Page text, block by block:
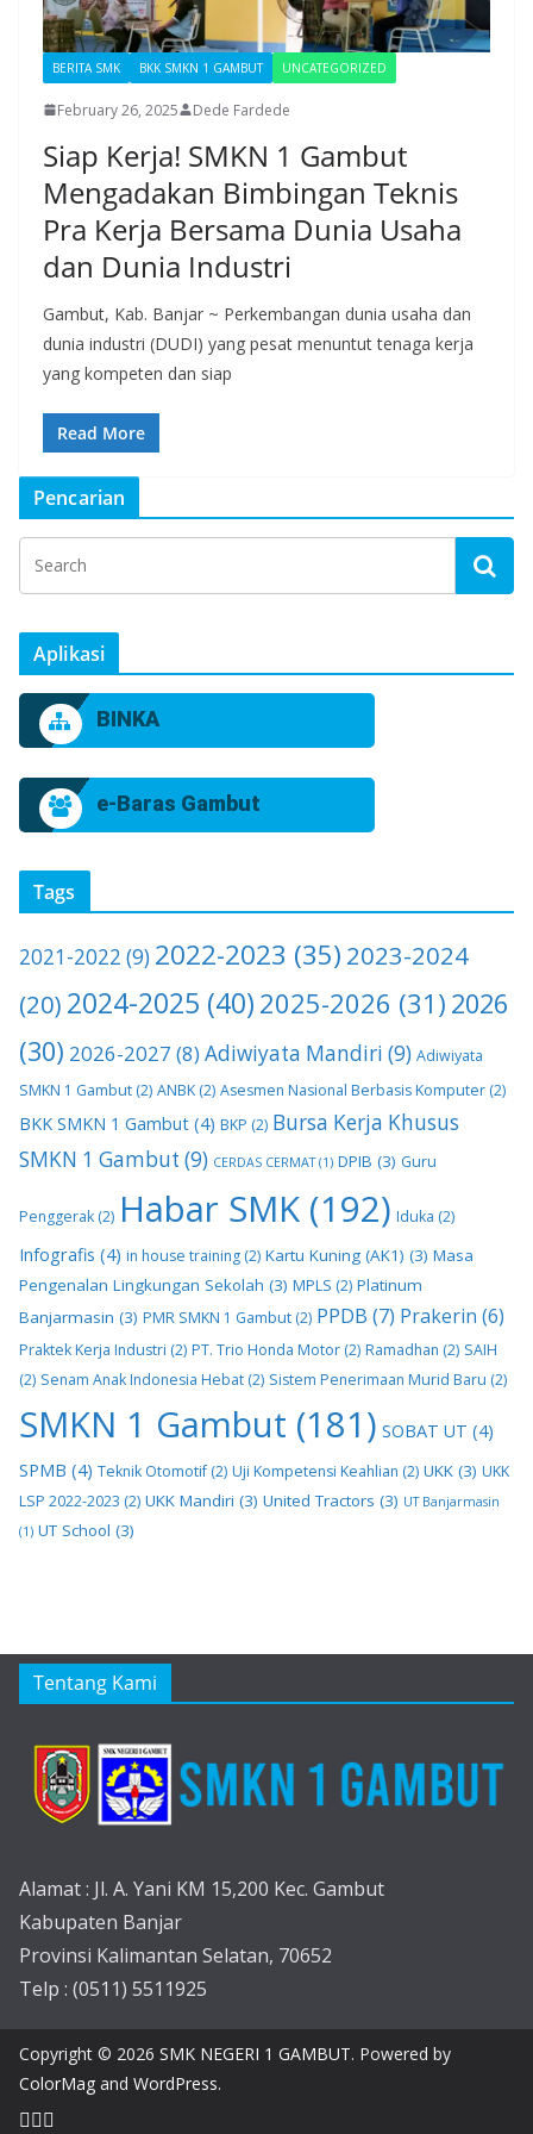
BERITA SMK BKK SMKN 1 GAMBUT UNCATEGORIZED
February 26, 2025 Dede Fardede
Siap Kerja! SMKN 1 Gambut
Mengadakan Bimbingan Teknis
Pra Kerja Bersama Dunia Usaha
dan Dunia Industri
Gambut, Kab. Banjar ~ Perkembangan dunia usaha dan
dunia industri (DUDI) yang pesat menuntut tenaga kerja
yang kompeten dan siap
Read More
Pencarian
Aplikasi
BINKA
e-Baras Gambut
Tags
2021-2022 (9) 2022-2023 (35) 2023-2024
(20) 2024-2025 (40) 2025-2026 (31) 2026
(30) 2026-2027 (8) Adiwiyata Mandiri (9) Adiwiyata
SMKN 1 Gambut (2) ANBK (2) Asesmen Nasional Berbasis Komputer (2)
BKK SMKN 1 Gambut (4) BKP (2) Bursa Kerja Khusus
SMKN 1 Gambut (9) CERDAS CERMAT(1) DPIB (3) Guru
Penggerak (2) Habar SMK (192) Iduka (2)
Infografis (4) in house training (2) Kartu Kuning (AK1) (3) Masa
Pengenalan Lingkungan Sekolah (3) MPLS (2) Platinum
Banjarmasin (3) PMR SMKN 1 Gambut (2) PPDB (7) Prakerin (6)
Praktek Kerja Industri (2) PT. Trio Honda Motor (2) Ramadhan (2) SAIH
(2) Senam Anak Indonesia Hebat (2) Sistem Penerimaan Murid Baru (2)
SMKN 1 Gambut (181) SOBAT UT (4)
SPMB (4) Teknik Otomotif(2) Uji Kompetensi Keahlian (2) UKK (3) UKK
LSP 2022-2023 (2) UKK Mandiri (3) United Tractors (3) UT Banjarmasin
(1) UT School (3)
Tentang Kami
Alamat : Jl. A. Yani KM 15,200 Kec. Gambut
Kabupaten Banjar
Provinsi Kalimantan Selatan, 70652
Telp : (0511) 5511925
Copyright © 2026 SMK NEGERI 1 GAMBUT. Powered by
ColorMag and WordPress.